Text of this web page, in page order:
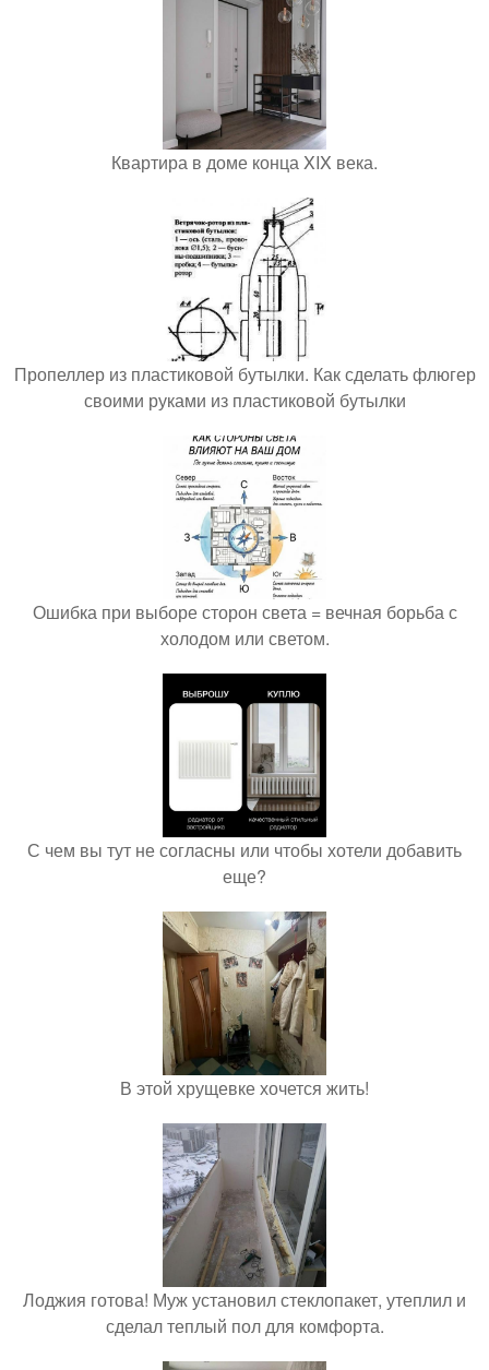
Квартира в доме конца XIX века.
Пропеллер из пластиковой бутылки. Как сделать флюгер
своими руками из пластиковой бутылки
Ошибка при выборе сторон света = вечная борьба с
холодом или светом.
С чем вы тут не согласны или чтобы хотели добавить
еще?
В этой хрущевке хочется жить!
Лоджия готова! Муж установил стеклопакет, утеплил и
сделал теплый пол для комфорта.